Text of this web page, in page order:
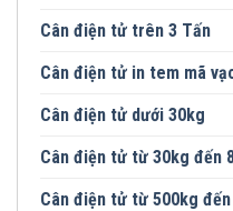
Cân điện tử trên 3 Tấn
Cân điện tử in tem mã
Cân điện tử dưới 30kg
Cân điện tử từ 30kg đến
Cân điện tử từ 500kg